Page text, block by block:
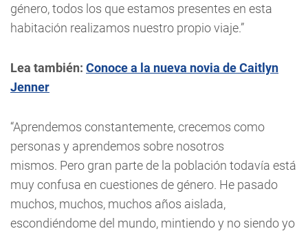
género, todos los que estamos presentes en esta
habitación realizamos nuestro propio viaje.”
Lea también: Conoce a la nueva novia de Caitlyn
Jenner
“Aprendemos constantemente, crecemos como
personas y aprendemos sobre nosotros
mismos. Pero gran parte de la población todavía está
muy confusa en cuestiones de género. He pasado
muchos, muchos, muchos años aislada,
escondiéndome del mundo, mintiendo y no siendo yo